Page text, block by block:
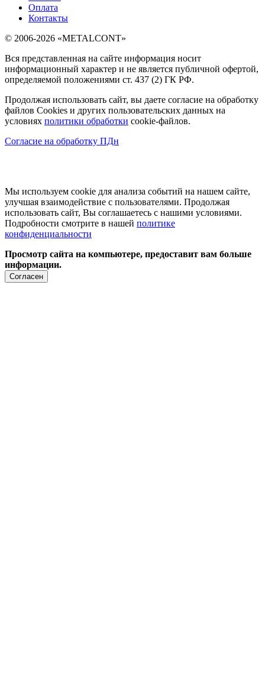
Оплата
Контакты
© 2006-2026 «METALCONT»
Вся представленная на сайте информация носит
информационный характер и не является публичной офертой,
определяемой положениями ст. 437 (2) ГК РФ.
Продолжая использовать сайт, вы даете согласие на обработку
файлов Cookies и других пользовательских данных на
условиях политики обработки cookie-файлов.
Согласие на обработку ПДн
Мы используем cookie для анализа событий на нашем сайте,
улучшая взаимодействие с пользователями. Продолжая
использовать сайт, Вы соглашаетесь с нашими условиями.
Подробности смотрите в нашей политике
конфиденциальности
Просмотр сайта на компьютере, предоставит вам больше
информации.
Согласен